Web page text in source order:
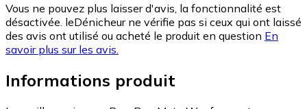
Vous ne pouvez plus laisser d'avis, la fonctionnalité est
désactivée. leDénicheur ne vérifie pas si ceux qui ont laissé
des avis ont utilisé ou acheté le produit en question En
savoir plus sur les avis.
Informations produit